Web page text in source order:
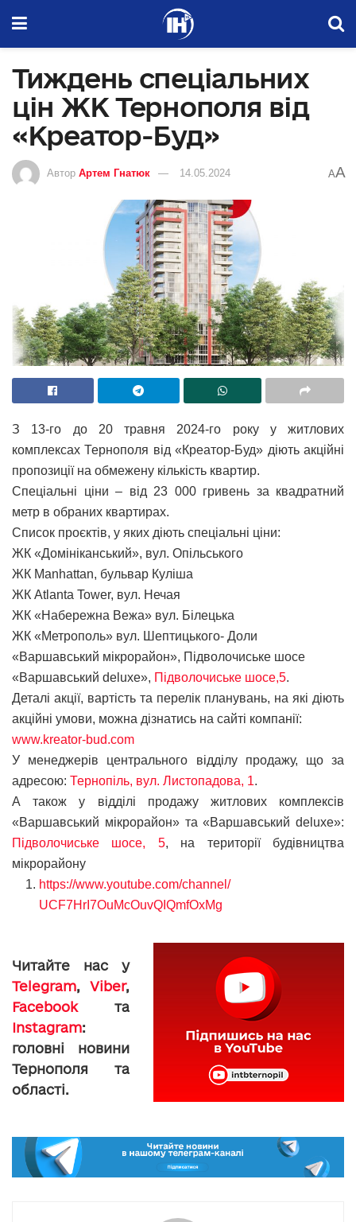
Тиждень спеціальних
цін ЖК Тернополя від
«Креатор-Буд»
Автор Артем Гнатюк 14.05.2024 AA
З 13-го до 20 травня 2024-го року у житлових
комплексах Тернополя від «Креатор-Буд» діють акційні
пропозиції на обмежену кількість квартир.
Спеціальні ціни – від 23 000 гривень за квадратний
метр в обраних квартирах.
Список проєктів, у яких діють спеціальні ціни:
ЖК «Домініканський», вул. Опільського
ЖК Manhattan, бульвар Куліша
ЖК Atlanta Tower, вул. Нечая
ЖК «Набережна Вежа» вул. Білецька
ЖК «Метрополь» вул. Шептицького- Доли
«Варшавський мікрорайон», Підволочиське шосе
«Варшавський deluxe», Підволочиське шосе,5.
Деталі акції, вартість та перелік планувань, на які діють
акційні умови, можна дізнатись на сайті компанії:
www.kreator-bud.com
У менеджерів центрального відділу продажу, що за
адресою: Тернопіль, вул. Листопадова, 1.
А також у відділі продажу житлових комплексів
«Варшавський мікрорайон» та «Варшавський deluxe»:
Підволочиське шосе, 5, на території будівництва
мікрорайону
https://www.youtube.com/channel/
UCF7HrI7OuMcOuvQIQmfOxMg
Читайте нас у
Telegram, Viber,
Facebookта
Instagram:
головні новини
Тернополя та
області.